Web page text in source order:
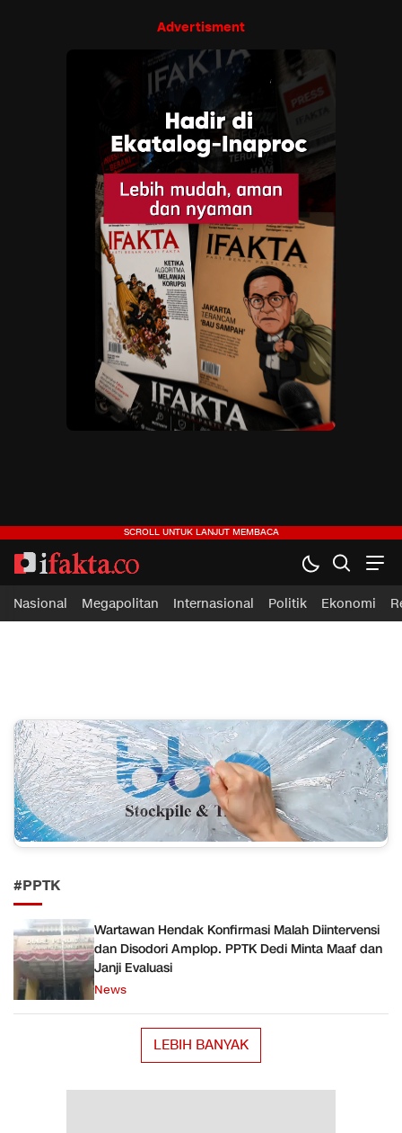
Advertisment
ifakta.co
#pastibenar
Nasional Megapolitan Internasional Politik Ekonomi
#PPTK
Wartawan Hendak Konfirmasi Malah Diintervensi
dan Disodori Amplop. PPTK Dedi Minta Maaf dan
Janji Evaluasi
News
LEBIH BANYAK